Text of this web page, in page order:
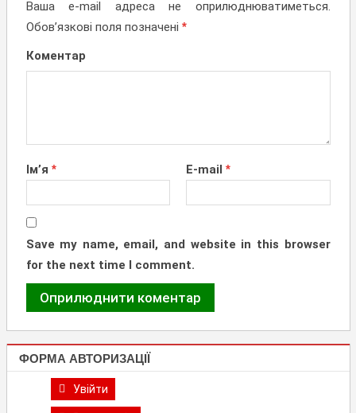
Ваша e-mail адреса не оприлюднюватиметься.
Обов’язкові поля позначені *
Коментар
Ім’я * E-mail *
Save my name, email, and website in this browser
for the next time I comment.
ФОРМА АВТОРИЗАЦІЇ
Увійти